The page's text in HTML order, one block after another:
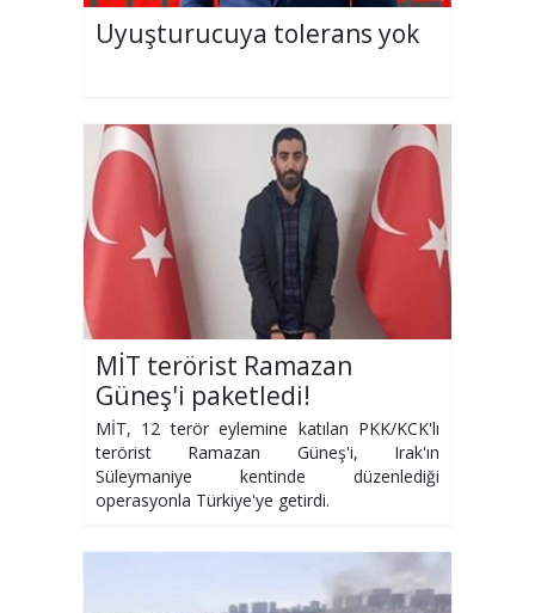
Uyuşturucuya tolerans yok
MİT terörist Ramazan
Güneş'i paketledi!
MİT, 12 terör eylemine katılan PKK/KCK'lı
terörist Ramazan Güneş'i, Irak'ın
Süleymaniye kentinde düzenlediği
operasyonla Türkiye'ye getirdi.